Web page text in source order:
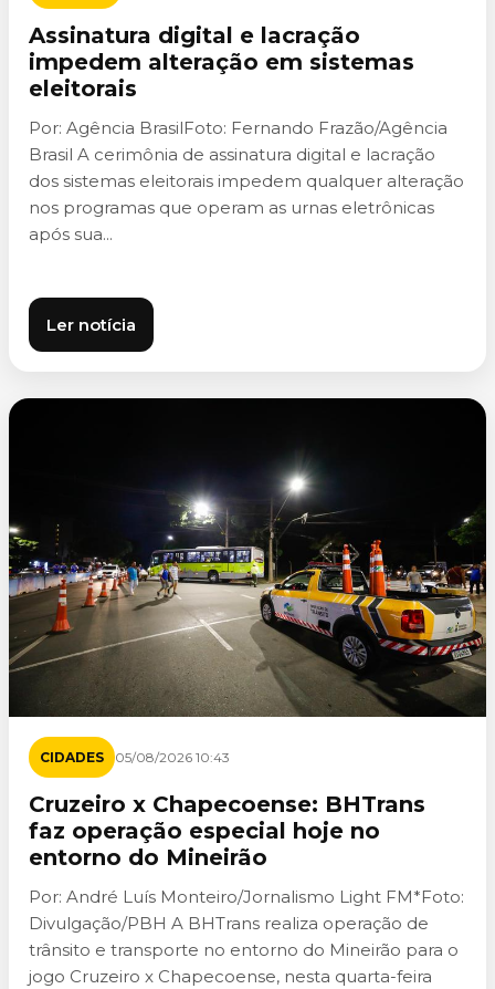
Assinatura digital e lacração
impedem alteração em sistemas
eleitorais
Por: Agência BrasilFoto: Fernando Frazão/Agência
Brasil A cerimônia de assinatura digital e lacração
dos sistemas eleitorais impedem qualquer alteração
nos programas que operam as urnas eletrônicas
após sua...
Ler notícia
CIDADES 05/08/2026 10:43
Cruzeiro x Chapecoense: BHTrans
faz operação especial hoje no
entorno do Mineirão
Por: André Luís Monteiro/Jornalismo Light FM*Foto:
Divulgação/PBH A BHTrans realiza operação de
trânsito e transporte no entorno do Mineirão para o
jogo Cruzeiro x Chapecoense, nesta quarta-feira